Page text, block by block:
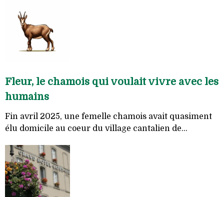
Fleur, le chamois qui voulait vivre avec les
humains
Fin avril 2025, une femelle chamois avait quasiment
élu domicile au coeur du village cantalien de...